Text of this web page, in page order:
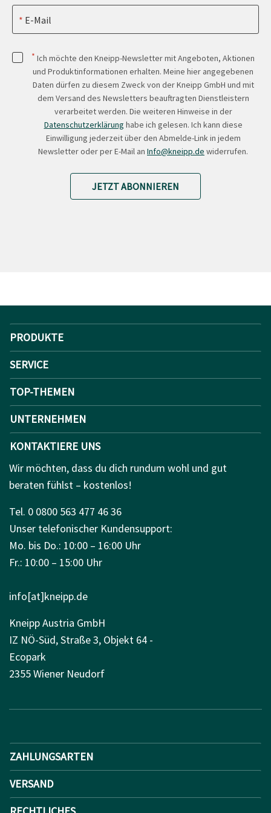
E-Mail
* Ich möchte den Kneipp-Newsletter mit Angeboten, Aktionen
und Produktinformationen erhalten. Meine hier angegebenen
Daten dürfen zu diesem Zweck von der Kneipp GmbH und mit
dem Versand des Newsletters beauftragten Dienstleistern
verarbeitet werden. Die weiteren Hinweise in der
Datenschutzerklärung habe ich gelesen. Ich kann diese
Einwilligung jederzeit über den Abmelde-Link in jedem
Newsletter oder per E-Mail an Info@kneipp.de widerrufen.
JETZT ABONNIEREN
PRODUKTE
SERVICE
TOP-THEMEN
UNTERNEHMEN
KONTAKTIERE UNS
Wir möchten, dass du dich rundum wohl und gut
beraten fühlst – kostenlos!
Tel. 0 0800 563 477 46 36
Unser telefonischer Kundensupport:
Mo. bis Do.: 10:00 – 16:00 Uhr
Fr.: 10:00 – 15:00 Uhr
info[at]kneipp.de
Kneipp Austria GmbH
IZ NÖ-Süd, Straße 3, Objekt 64 -
Ecopark
2355 Wiener Neudorf
ZAHLUNGSARTEN
VERSAND